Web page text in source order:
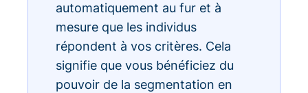
automatiquement au fur et à
mesure que les individus
répondent à vos critères. Cela
signifie que vous bénéficiez du
pouvoir de la segmentation en